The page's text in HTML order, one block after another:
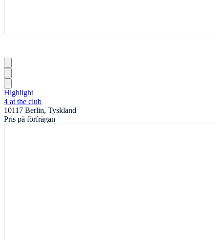
Highlight
4 at the club
10117 Berlin, Tyskland
Pris på förfrågan